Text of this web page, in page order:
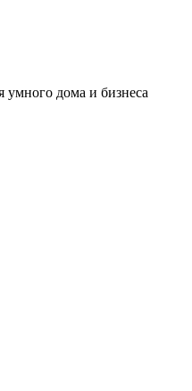
умного дома и бизнеса